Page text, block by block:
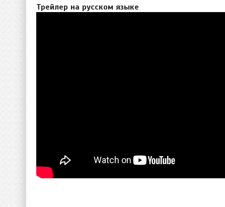
Трейлер на русском языке